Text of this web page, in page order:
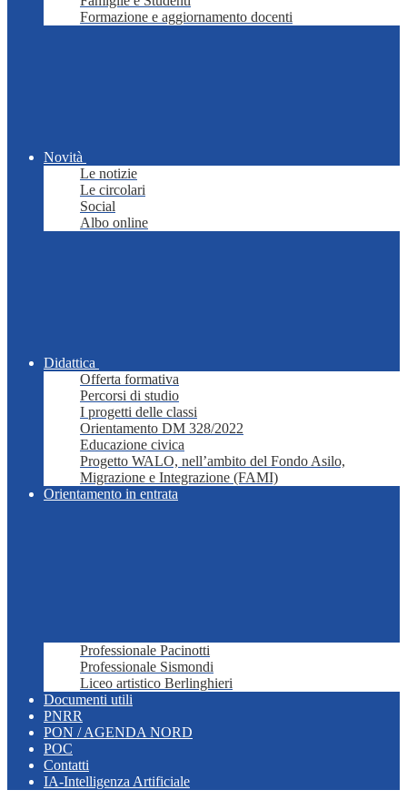
Formazione e aggiornamento docenti
Novità
Le notizie
Le circolari
Social
Albo online
Didattica
Offerta formativa
Percorsi di studio
I progetti delle classi
Orientamento DM 328/2022
Educazione civica
Progetto WALO, nell’ambito del Fondo Asilo,
Migrazione e Integrazione (FAMI)
Orientamento in entrata
Professionale Pacinotti
Professionale Sismondi
Liceo artistico Berlinghieri
Documenti utili
PNRR
PON / AGENDA NORD
POC
Contatti
IA-Intelligenza Artificiale